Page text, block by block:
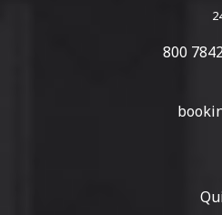
800